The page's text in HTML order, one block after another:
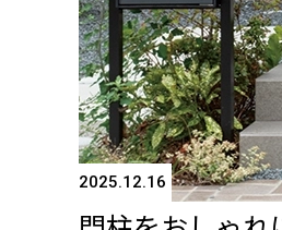
2025.12.16